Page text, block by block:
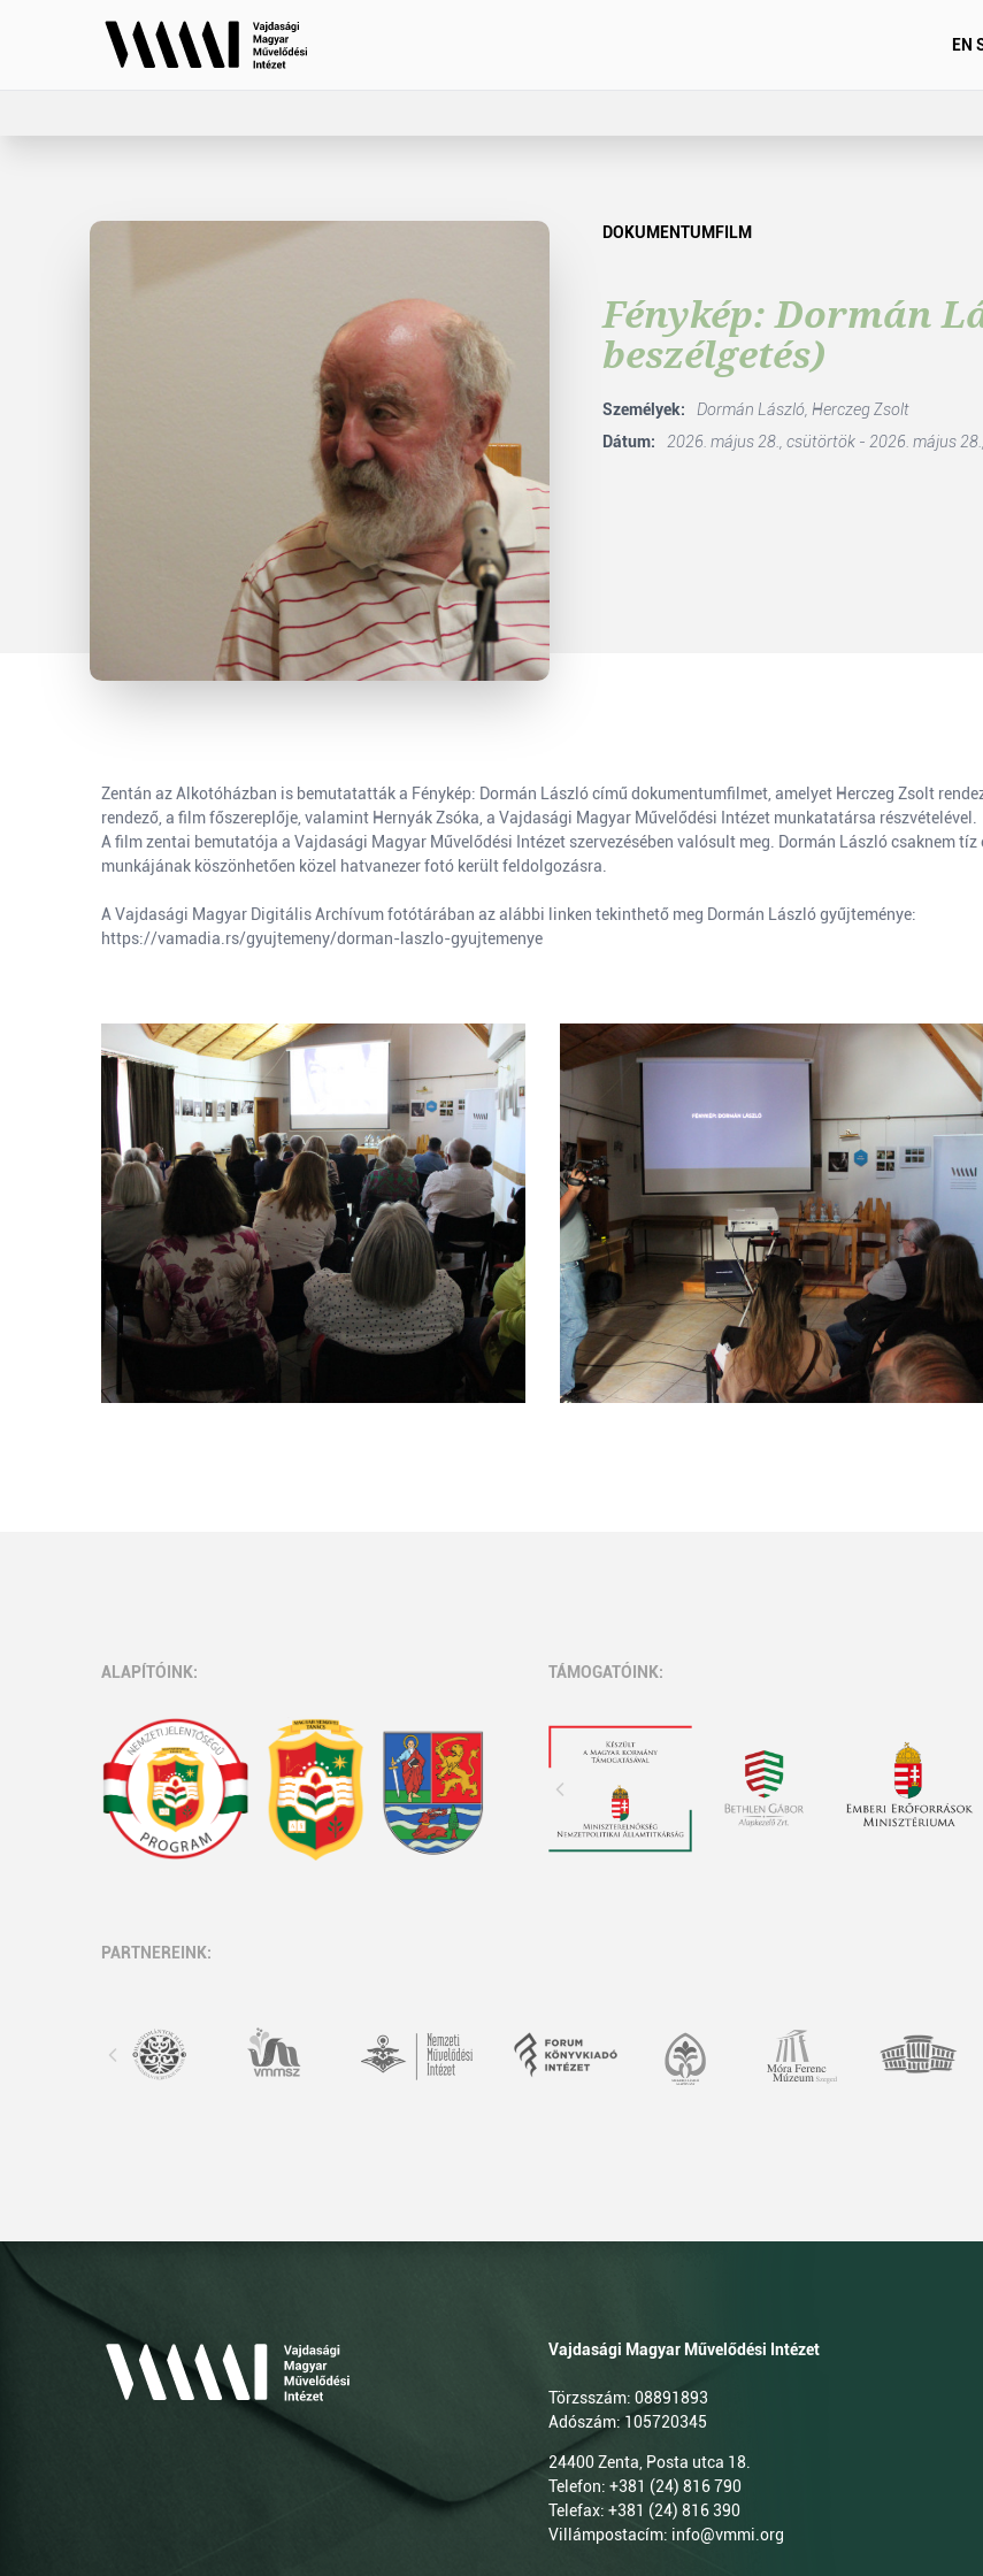
EN
DOKUMENTUMFILM
Fénykép: Dormán
beszélgetés)
Személyek: Dormán László, Herczeg Zsolt
Dátum:
2026. május 28., csütörtök - 2026. május
Zentán az Alkotóházban is bemutatatták a Fénykép: Dormán László című dokumentumfilmet, amelyet Herczeg Zsolt
rendező, a film főszereplője, valamint Hernyák Zsóka, a Vajdasági Magyar Művelődési Intézet munkatatársa részvételével.
A film zentai bemutatója a Vajdasági Magyar Művelődési Intézet szervezésében valósult meg. Dormán László csaknem
munkájának köszönhetően közel hatvanezer fotó került feldolgozásra.
A Vajdasági Magyar Digitális Archívum fotótárában az alábbi linken tekinthető meg Dormán László gyűjteménye:
https://vamadia.rs/gyujtemeny/dorman-laszlo-gyujtemenye
ALAPÍTÓINK: TÁMOGATÓINK:
PARTNEREINK:
Vajdasági Magyar Művelődési Intézet
Törzsszám: 08891893
Adószám: 105720345
24400 Zenta, Posta utca 18.
Telefon: +381 (24) 816 790
Telefax: +381 (24) 816 390
Villámpostacím: info@vmmi.org